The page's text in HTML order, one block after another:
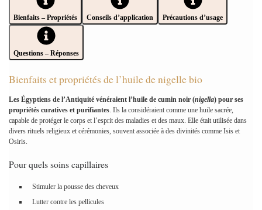
Bienfaits – Propriétés Conseils d’application Précautions d’usage
Questions – Réponses
Bienfaits et propriétés de l’huile de nigelle bio
Les Égyptiens de l’Antiquité vénéraient l’huile de cumin noir (nigella) pour ses
propriétés curatives et purifiantes. Ils la considéraient comme une huile sacrée,
capable de protéger le corps et l’esprit des maladies et des maux. Elle était utilisée dans
divers rituels religieux et cérémonies, souvent associée à des divinités comme Isis et
Osiris.
Pour quels soins capillaires
Stimuler la pousse des cheveux
Lutter contre les pellicules